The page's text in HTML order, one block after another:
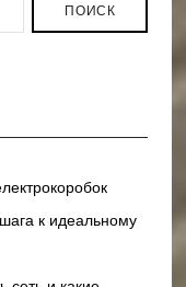
ПОИСК
к идеальному